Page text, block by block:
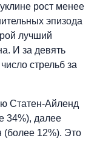
рост менее
эпизода
лучший
И за девять
стрельб за
Статен-Айленд
34%), далее
(более 12%). Это